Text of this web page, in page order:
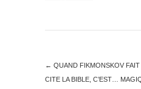
← QUAND FIKMONSKOV
CITE LA BIBLE, C’EST…